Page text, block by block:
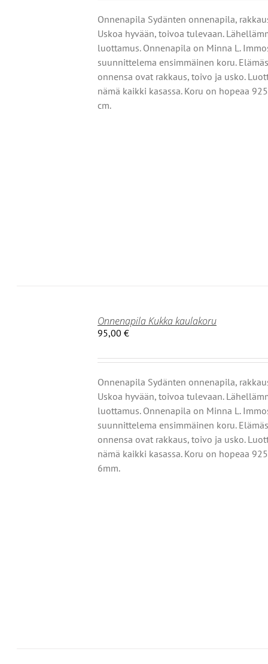
Onnenapila Sydänten onnenapila,
Uskoa hyvään, toivoa tulevaan.
luottamus. Onnenapila on Minna L.
suunnittelema ensimmäinen koru.
onnensa ovat rakkaus, toivo ja usko.
nämä kaikki kasassa. Koru on hopeaa
cm.
Onnenapila Kukka kaulakoru
95,00 €
Onnenapila Sydänten onnenapila,
Uskoa hyvään, toivoa tulevaan.
luottamus. Onnenapila on Minna L.
suunnittelema ensimmäinen koru.
onnensa ovat rakkaus, toivo ja usko.
nämä kaikki kasassa. Koru on hopeaa
6mm.